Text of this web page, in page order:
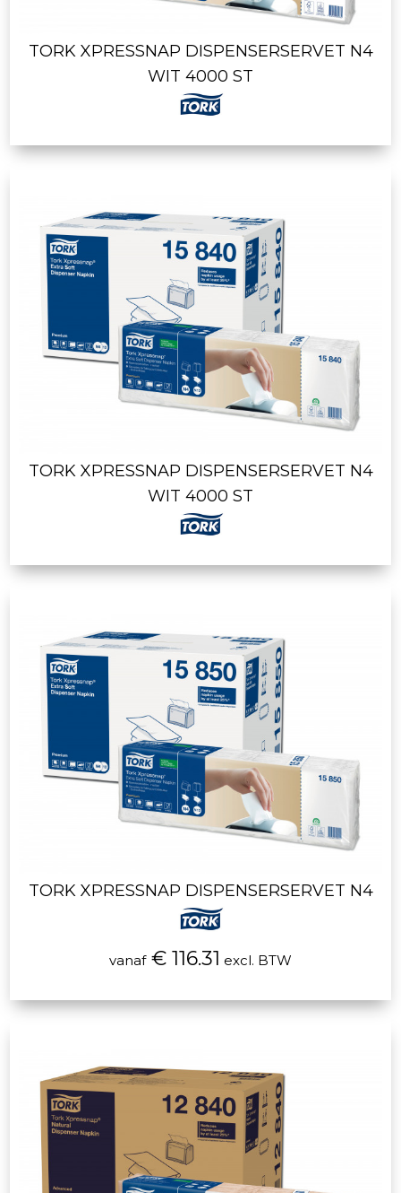
TORK XPRESSNAP DISPENSERSERVET N4
WIT 4000 ST
TORK XPRESSNAP DISPENSERSERVET N4
WIT 4000 ST
TORK XPRESSNAP DISPENSERSERVET N4
vanaf€ 116.31 excl. BTW